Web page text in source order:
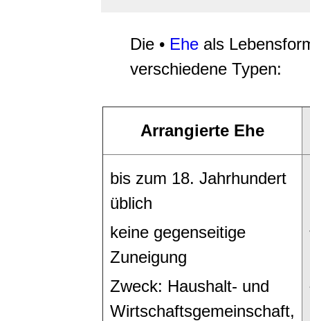
Die • Ehe als
verschiedene Typen:
Arrangierte Ehe
bis zum 18. Jahrhundert
üblich
keine gegenseitige
Zuneigung
Zweck: Haushalt- und
Wirtschaftsgemeinschaft,